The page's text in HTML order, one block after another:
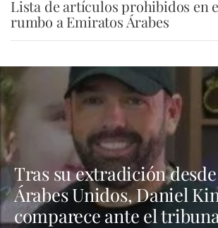
Lista de artículos prohibidos en
rumbo a Emiratos Árabes
Tras su extradición
Árabes Unidos, Daniel
comparece ante el